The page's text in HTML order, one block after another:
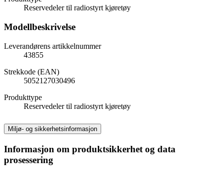
Reservedeler til radiostyrt kjøretøy
Modellbeskrivelse
Leverandørens artikkelnummer
43855
Strekkode (EAN)
5052127030496
Produkttype
Reservedeler til radiostyrt kjøretøy
Miljø- og sikkerhetsinformasjon
Informasjon om produktsikkerhet og data
prosessering